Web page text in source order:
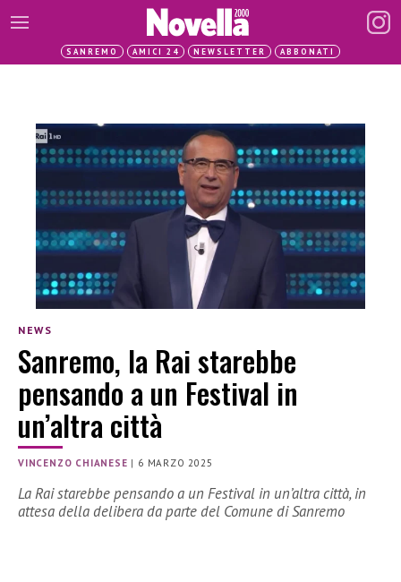
SANREMO AMICI 24 NEWSLETTER ABBONATI
NEWS
Sanremo, la Rai starebbe
pensando a un Festival in
un’altra città
VINCENZO CHIANESE | 6 MARZO 2025
La Rai starebbe pensando a un Festival in un’altra città, in
attesa della delibera da parte del Comune di Sanremo